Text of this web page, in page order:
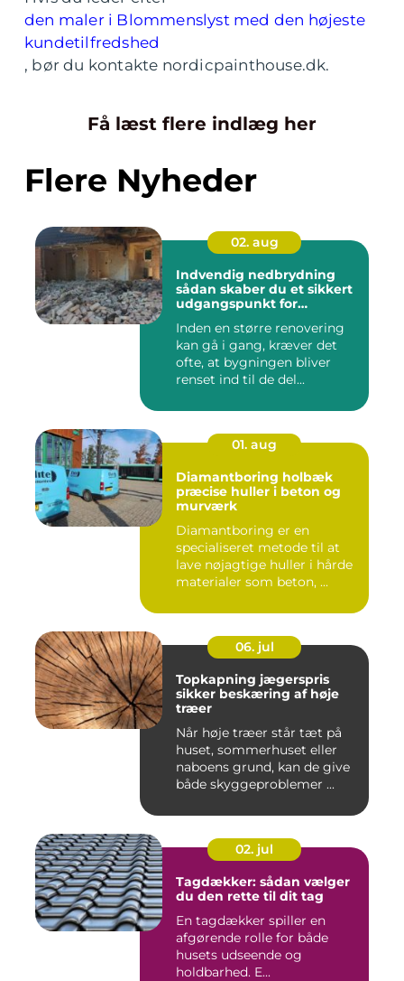
den maler i Blommenslyst med den højeste
kundetilfredshed
, bør du kontakte nordicpainthouse.dk.
Få læst flere indlæg her
Flere Nyheder
02. aug
Indvendig nedbrydning
sådan skaber du et sikkert
udgangspunkt for
Inden en større renovering
kan gå i gang, kræver det
ofte, at bygningen bliver
renset ind til de del...
01. aug
Diamantboring holbæk
præcise huller i beton og
murværk
Diamantboring er en
specialiseret metode til at
lave nøjagtige huller i hårde
materialer som beton, ...
06. jul
Topkapning jægerspris
sikker beskæring af høje
træer
Når høje træer står tæt på
huset, sommerhuset eller
naboens grund, kan de give
både skyggeproblemer ...
02. jul
Tagdækker: sådan vælger
du den rette til dit tag
En tagdækker spiller en
afgørende rolle for både
husets udseende og
holdbarhed. E...